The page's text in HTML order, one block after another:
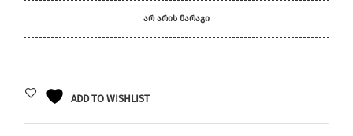
ᲐᲠ ᲐᲠᲘᲡ ᲛᲐᲠᲐᲒᲘ
ADD TO WISHLIST